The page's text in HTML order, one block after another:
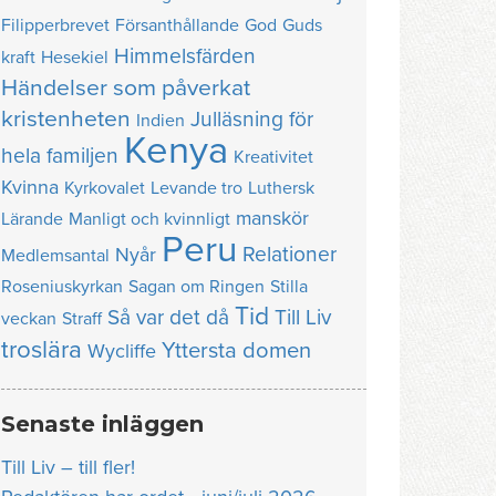
Filipperbrevet Försanthållande God Guds
kraft Hesekiel Himmelsfärden
Händelser som påverkat
kristenheten Indien Julläsning för
hela familjen Kenya Kreativitet
Kvinna Kyrkovalet Levande tro Luthersk
Lärande Manligt och kvinnligt manskör
Medlemsantal Nyår Peru Relationer
Roseniuskyrkan Sagan om Ringen Stilla
veckan Straff Så var det då Tid Till Liv
troslära Wycliffe Yttersta domen
Senaste inläggen
Till Liv – till fler!